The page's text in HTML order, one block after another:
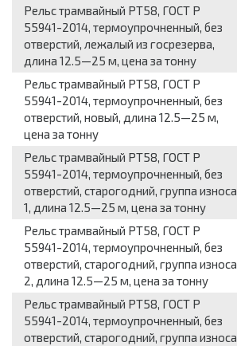
Рельс трамвайный РТ58, ГОСТ Р
55941-2014, термоупрочненный, без
отверстий, лежалый из госрезерва,
длина 12.5—25 м, цена за тонну
Рельс трамвайный РТ58, ГОСТ Р
55941-2014, термоупрочненный, без
отверстий, новый, длина 12.5—25 м,
цена за тонну
Рельс трамвайный РТ58, ГОСТ Р
55941-2014, термоупрочненный, без
отверстий, старогодний, группа износа
1, длина 12.5—25 м, цена за тонну
Рельс трамвайный РТ58, ГОСТ Р
55941-2014, термоупрочненный, без
отверстий, старогодний, группа износа
2, длина 12.5—25 м, цена за тонну
Рельс трамвайный РТ58, ГОСТ Р
55941-2014, термоупрочненный, без
отверстий, старогодний, группа износа